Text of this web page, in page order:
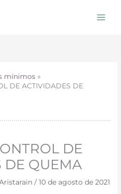
mínimos
DE ACTIVIDADES DE
DE
DE QUEMA
/10 de agosto de 2021